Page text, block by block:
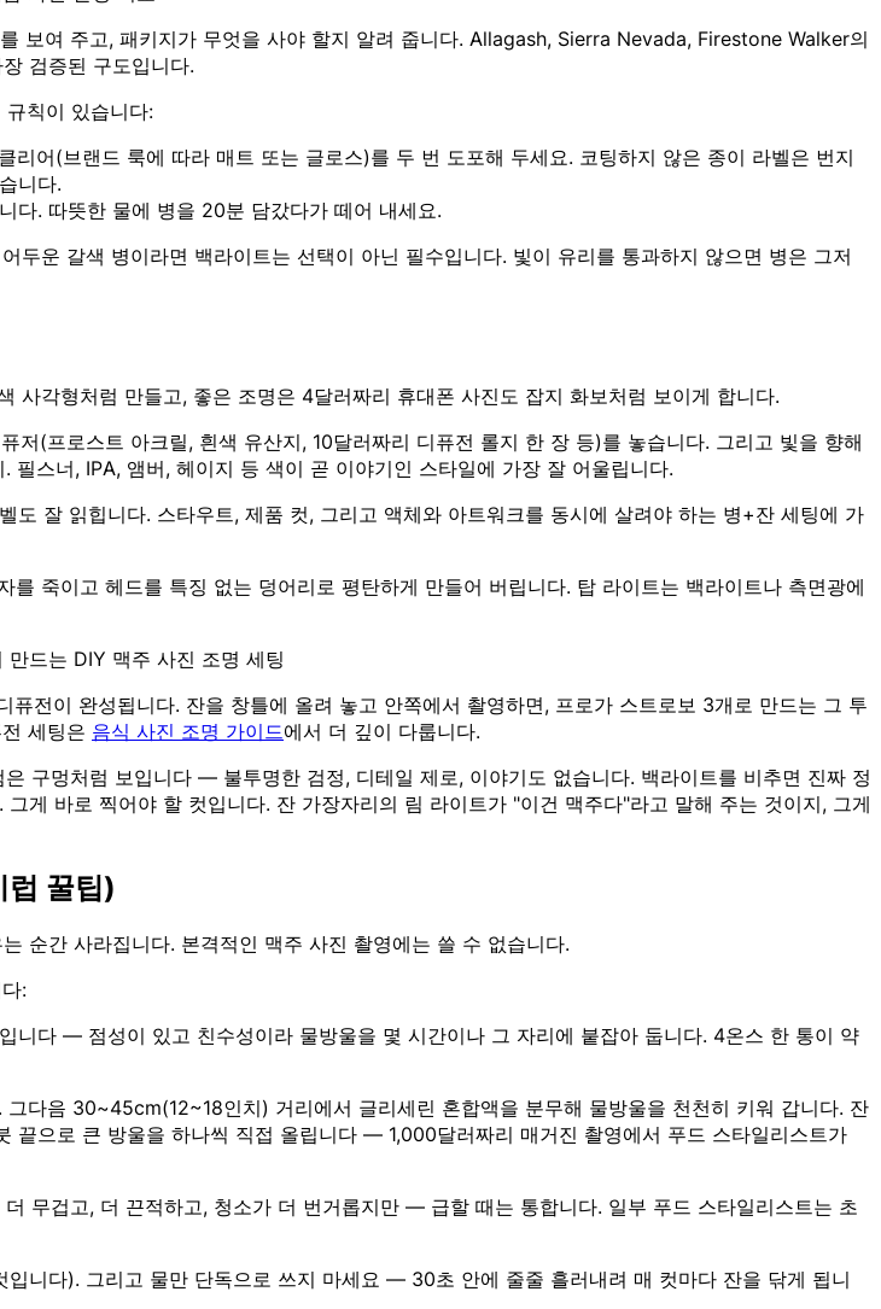
보여 주고, 패키지가 무엇을 사야 할지 알려 줍니다. Allagash, Sierra Nevada, Firestone Walker의
검증된 구도입니다.
칙이 있습니다:
리어(브랜드 룩에 따라 매트 또는 글로스)를 두 번 도포해 두세요. 코팅하지 않은 종이 라벨은 번지
니다.
다. 따뜻한 물에 병을 20분 담갔다가 떼어 내세요.
운 갈색 병이라면 백라이트는 선택이 아닌 필수입니다. 빛이 유리를 통과하지 않으면 병은 그저
각형처럼 만들고, 좋은 조명은 4달러짜리 휴대폰 사진도 잡지 화보처럼 보이게 합니다.
저(프로스트 아크릴, 흰색 유산지, 10달러짜리 디퓨전 롤지 한 장 등)를 놓습니다. 그리고 빛을 향해
스너, IPA, 앰버, 헤이지 등 색이 곧 이야기인 스타일에 가장 잘 어울립니다.
도 잘 읽힙니다. 스타우트, 제품 컷, 그리고 액체와 아트워크를 동시에 살려야 하는 병+잔 세팅에 가
죽이고 헤드를 특징 없는 덩어리로 평탄하게 만들어 버립니다. 탑 라이트는 백라이트나 측면광에
드는 DIY 맥주 사진 조명 세팅
전이 완성됩니다. 잔을 창틀에 올려 놓고 안쪽에서 촬영하면, 프로가 스트로보 3개로 만드는 그 투
세팅은 음식 사진 조명 가이드에서 더 깊이 다룹니다.
구멍처럼 보입니다 — 불투명한 검정, 디테일 제로, 이야기도 없습니다. 백라이트를 비추면 진짜 정
게 바로 찍어야 할 컷입니다. 잔 가장자리의 림 라이트가 "이건 맥주다"라고 말해 주는 것이지, 그게
럽 꿀팁)
순간 사라집니다. 본격적인 맥주 사진 촬영에는 쓸 수 없습니다.
:
니다 — 점성이 있고 친수성이라 물방울을 몇 시간이나 그 자리에 붙잡아 둡니다. 4온스 한 통이 약
다음 30~45cm(12~18인치) 거리에서 글리세린 혼합액을 분무해 물방울을 천천히 키워 갑니다. 잔
으로 큰 방울을 하나씩 직접 올립니다 — 1,000달러짜리 매거진 촬영에서 푸드 스타일리스트가
무겁고, 더 끈적하고, 청소가 더 번거롭지만 — 급할 때는 통합니다. 일부 푸드 스타일리스트는 초
니다). 그리고 물만 단독으로 쓰지 마세요 — 30초 안에 줄줄 흘러내려 매 컷마다 잔을 닦게 됩니